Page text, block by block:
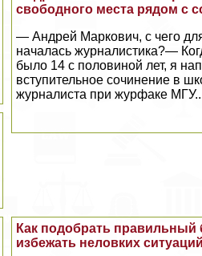
свободного места рядом с
— Андрей Маркович, с чего
началась журналистика?—
было 14 с половиной лет, я
вступительное сочинение в
журналиста при журфаке
Как подобрать правильный
избежать неловких ситуаций